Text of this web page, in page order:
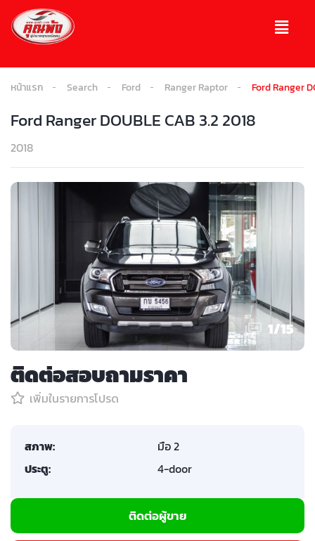
หน้าแรก Search Ford Ranger Raptor Ford Ranger
Ford Ranger DOUBLE CAB 3.2 2018
2018
1/15
ติดต่อสอบถามราคา
เพิ่มในรายการโปรด
สภาพ:
มือ 2
ประตู:
4-door
ติดต่อผู้ขาย